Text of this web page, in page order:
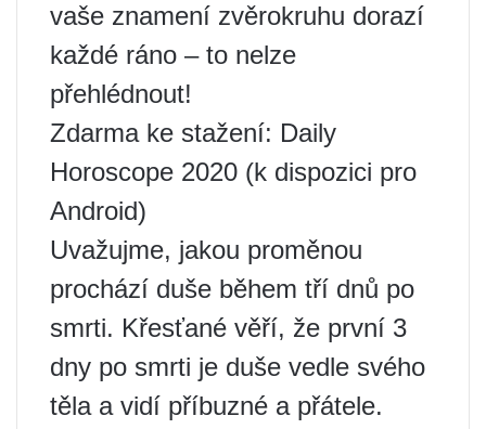
vaše znamení zvěrokruhu dorazí
každé ráno – to nelze
přehlédnout!
Zdarma ke stažení: Daily
Horoscope 2020 (k dispozici pro
Android)
Uvažujme, jakou proměnou
prochází duše během tří dnů po
smrti. Křesťané věří, že první 3
dny po smrti je duše vedle svého
těla a vidí příbuzné a přátele.